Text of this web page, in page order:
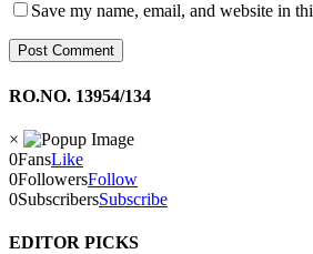
Save my name, email, and website in
RO.NO. 13954/134
×
0FansLike
0FollowersFollow
0SubscribersSubscribe
EDITOR PICKS